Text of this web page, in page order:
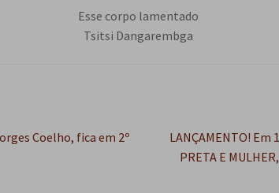
Esse corpo lamentado
Tsitsi Dangarembga
Coelho, fica em 2º
Próximo
post:
LANÇAMENTO!
PRETA E